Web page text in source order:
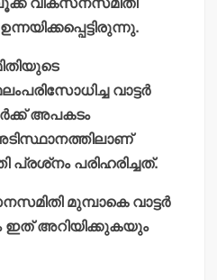
വാട്ടര്‍
അപകടം
പ്രശ്‌നം പരിഹരിച്ചത്.
മുമ്പാകെ വാട്ടര്‍
ഇത് അറിയിക്കുകയും